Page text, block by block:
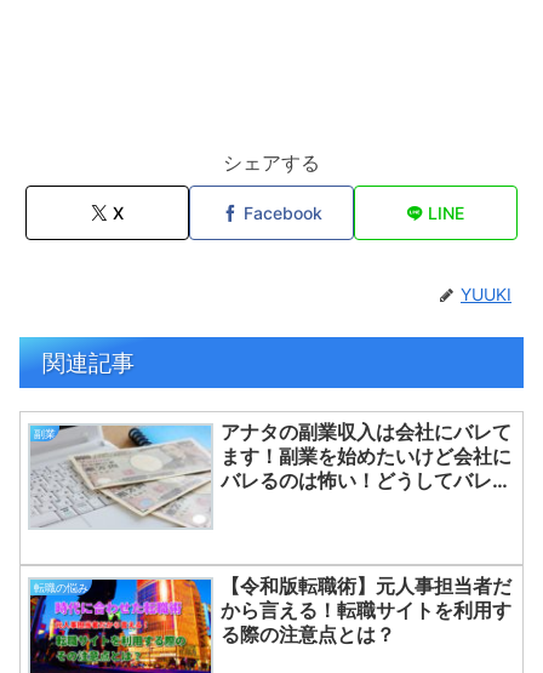
シェアする
X Facebook LINE
YUUKI
関連記事
副業
アナタの副業収入は会社にバレて
ます！副業を始めたいけど会社に
バレるのは怖い！どうしてバレる
転職の悩み
【令和版転職術】元人事担当者だ
から言える！転職サイトを利用す
る際の注意点とは？